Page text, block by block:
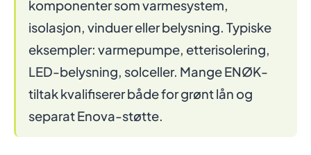
komponenter som varmesystem,
isolasjon, vinduer eller belysning. Typiske
eksempler: varmepumpe, etterisolering,
LED-belysning, solceller. Mange ENØK-
tiltak kvalifiserer både for grønt lån og
separat Enova-støtte.